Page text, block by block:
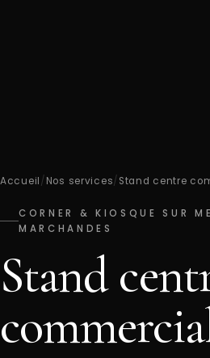
Accueil/ Nos services/ Stand centre
CORNER & KIOSQUE SUR
MARCHANDES
Stand